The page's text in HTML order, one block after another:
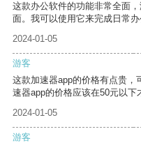
这款办公软件的功能非常全面
面。我可以使用它来完成日常办
2024-01-05
游客
这款加速器app的价格有点贵，
速器app的价格应该在50元以下
2024-01-05
游客